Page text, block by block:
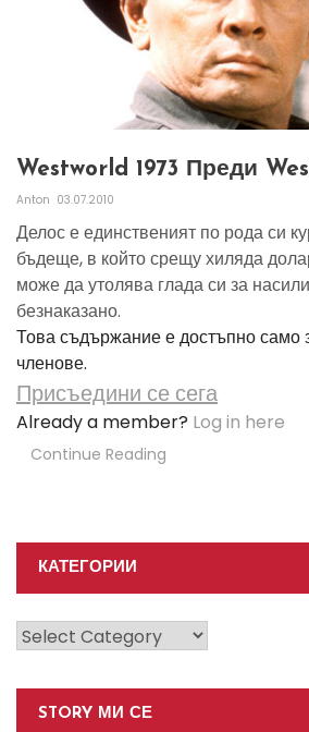
Westworld 1973 Преди
Anton 03.07.2010
Делос е единственият по рода си
бъдеще, в който срещу хиляда
може да утолява глада си за
безнаказано.
Това съдържание е достъпно само
членове.
Присъедини се сега
Already a member? Log in here
Continue Reading
КАТЕГОРИИ
Категории
STORY МИ СЕ